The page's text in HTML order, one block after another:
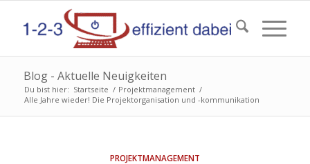
Blog - Aktuelle Neuigkeiten
Du bist hier: Startseite / Projektmanagement /
Alle Jahre wieder! Die Projektorganisation und -kommunikation
PROJEKTMANAGEMENT